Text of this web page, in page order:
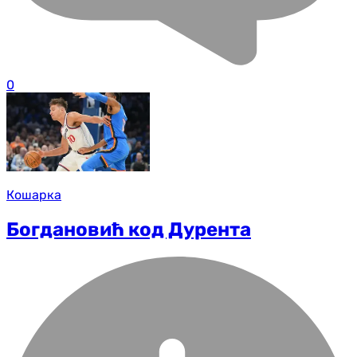
0
Кошарка
Богдановић код Дурента